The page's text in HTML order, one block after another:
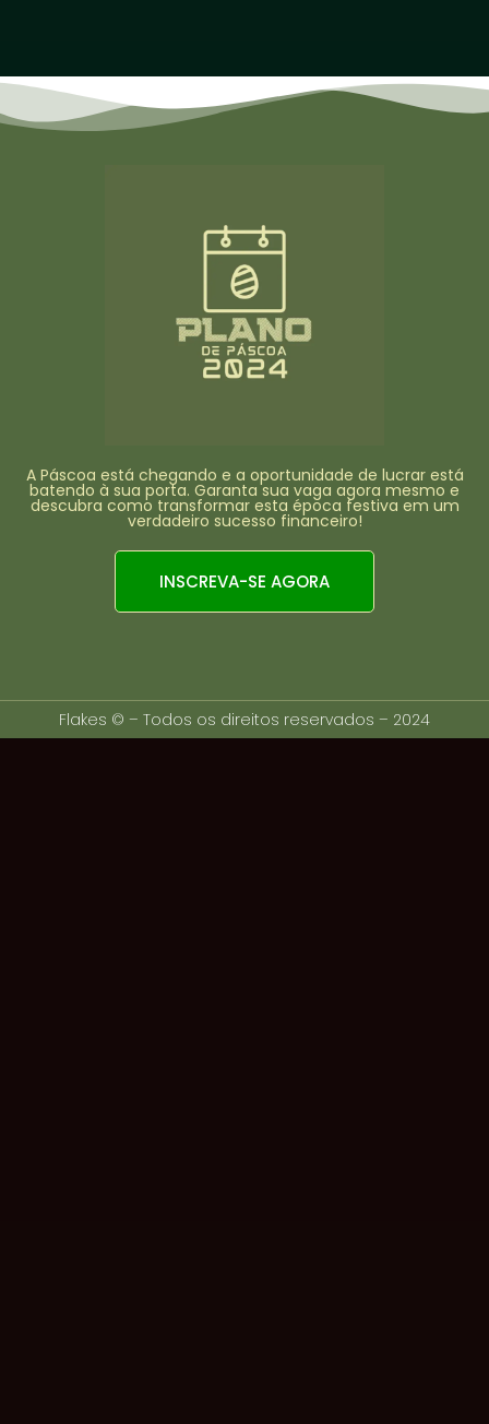
A Páscoa está chegando e a oportunidade de lucrar está
batendo à sua porta. Garanta sua vaga agora mesmo e
descubra como transformar esta época festiva em um
verdadeiro sucesso financeiro!
INSCREVA-SE AGORA
Flakes © – Todos os direitos reservados – 2024